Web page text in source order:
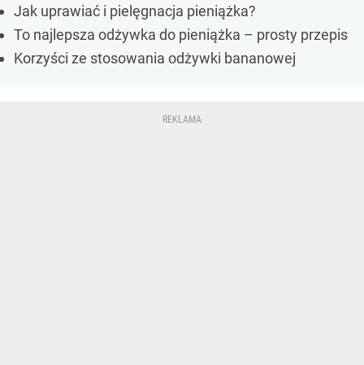
Jak uprawiać i pielęgnacja pieniążka?
To najlepsza odżywka do pieniążka – prosty przepis
Korzyści ze stosowania odżywki bananowej